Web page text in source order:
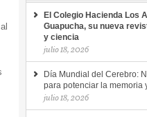
El Colegio Hacienda Los
Guapucha, su nueva
y ciencia
julio 18, 2026
Día Mundial del Cerebro:
para potenciar la memoria
julio 18, 2026